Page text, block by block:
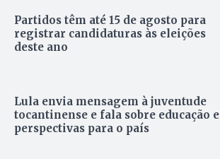
Partidos têm até 15 de agosto para
registrar candidaturas às eleições
deste ano
Lula envia mensagem à juventude
tocantinense e fala sobre educação e
perspectivas para o país